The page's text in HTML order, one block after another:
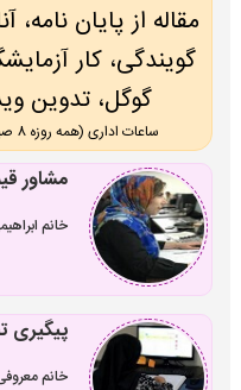
مقاله از پایان نامه،
گویندگی، کار
گوگل، تدوین
ساعات اداری (همه روزه 8 صبح تا 6 عصر، پنج شنبه ها تا 3 عصر )
مشاور
خانم
پیگیری
خانم